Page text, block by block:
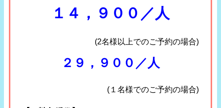
１４，９００／人
(2名様以上でのご予約の場合)
２９，９００／人
(１名様でのご予約の場合)